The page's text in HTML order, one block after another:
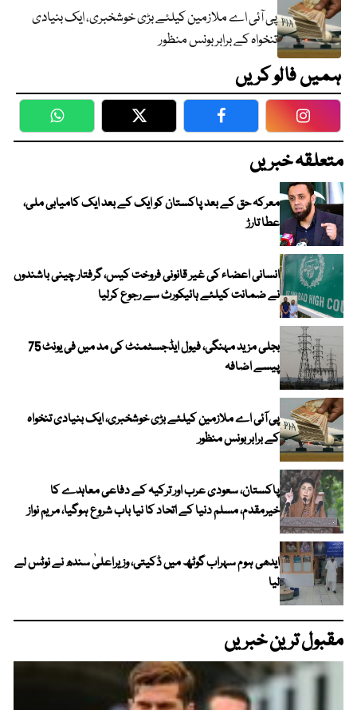
پی آئی اے ملازمین کیلئے بڑی خوشخبری، ایک بنیادی
تنخواہ کے برابر بونس منظور
ہمیں فالو کریں
WhatsApp Twitter Facebook
متعلقہ خبریں
معرکہ حق کے بعد پاکستان کو ایک کے بعد ایک کامیابی ملی،
عطا تارڑ
انسانی اعضاء کی غیر قانونی فروخت کیس، گرفتار چینی باشندوں
نے ضمانت کیلئے ہائیکورٹ سے رجوع کرلیا
بجلی مزید مہنگی، فیول ایڈجسٹمنٹ کی مد میں فی یونٹ 75
پیسے اضافہ
پی آئی اے ملازمین کیلئے بڑی خوشخبری، ایک بنیادی تنخواہ
کے برابر بونس منظور
پاکستان، سعودی عرب اور ترکیہ کے دفاعی معاہدے کا
خیرمقدم، مسلم دنیا کے اتحاد کا نیا باب شروع ہوگیا، مریم نواز
ایدھی ہوم سہراب گوٹھ میں ڈکیتی، وزیراعلیٰ سندھ نے نوٹس لے
لیا
مقبول ترین خبریں